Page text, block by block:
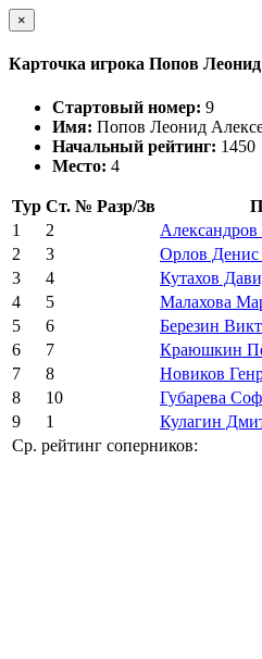
×
Карточка игрока Попов
Стартовый номер: 9
Имя: Попов Леонид
Начальный рейтинг: 1450
Место: 4
Тур Ст. № Разр/Зв
1
2
2
3 Орлов Денис
3
4 Кутахов
4
5 Малахова
5
6 Березин
6
7 Краюшкин
7
8 Новиков
8
10 Губарева
9
1 Кулагин
Ср. рейтинг соперников: